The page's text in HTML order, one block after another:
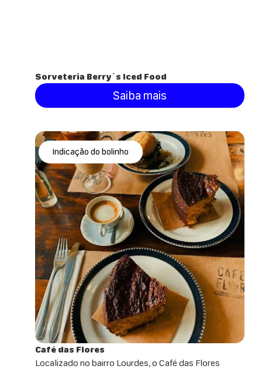
Sorveteria Berry´s Iced Food
Saiba mais
Café das Flores
Localizado no bairro Lourdes, o Café das Flores
Indicação do bolinho